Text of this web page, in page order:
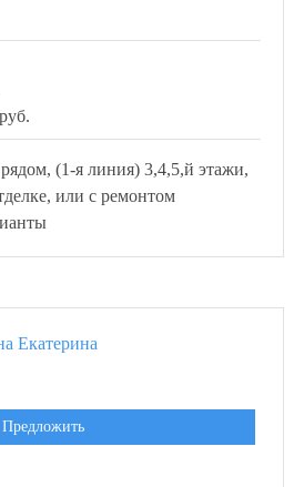
(1-я линия) 3,4,5,й этажи,
или с ремонтом
Екатерина
Предложить